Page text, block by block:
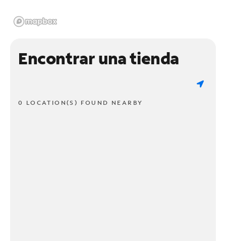
Encontrar una tienda
0 LOCATION(S) FOUND NEARBY